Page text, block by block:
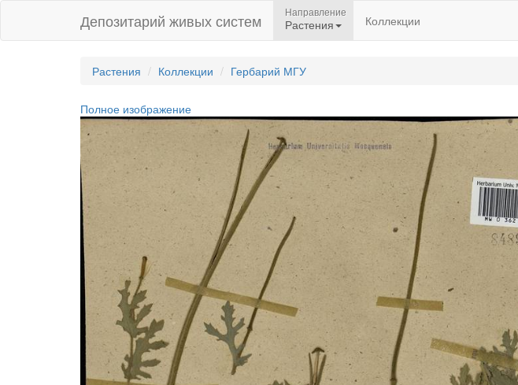
Депозитарий живых систем Направление
Растения Коллекции
Растения Коллекции Гербарий МГУ
Полное изображение